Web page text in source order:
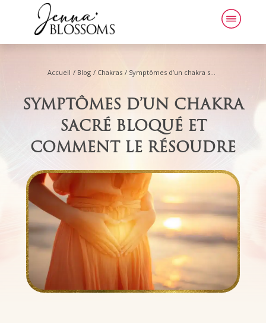
Accueil / Blog / Chakras /
SYMPTÔMES D’UN CHAKRA
SACRÉ BLOQUÉ ET
COMMENT LE RÉSOUDRE